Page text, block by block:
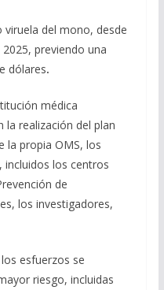
del mono, desde
previendo una
dólares.
médica
la realización del plan
la propia OMS, los
los centros
de
los investigadores,
esfuerzos se
riesgo, incluidas